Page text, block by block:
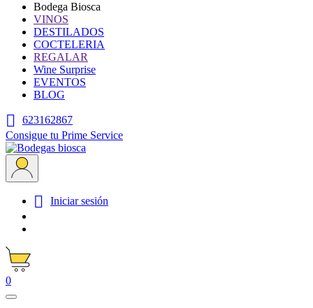
Bodega Biosca
VINOS
DESTILADOS
COCTELERIA
REGALAR
Wine Surprise
EVENTOS
BLOG

623162867
Consigue tu Prime Service
 Iniciar sesión
0